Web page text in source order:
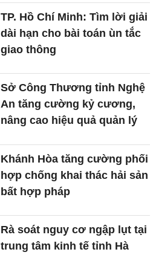
TP. Hồ Chí Minh: Tìm lời giải
dài hạn cho bài toán ùn tắc
giao thông
Sở Công Thương tỉnh Nghệ
An tăng cường kỷ cương,
nâng cao hiệu quả quản lý
Khánh Hòa tăng cường phối
hợp chống khai thác hải sản
bất hợp pháp
Rà soát nguy cơ ngập lụt tại
trung tâm kinh tế tỉnh Hà